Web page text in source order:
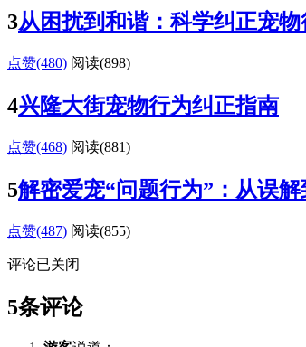
3从困扰到和谐：科学纠正宠
点赞(480) 阅读(898)
4兴隆大街宠物行为纠正指南
点赞(468) 阅读(881)
5解密爱宠“问题行为”：从误
点赞(487) 阅读(855)
评论已关闭
5条评论